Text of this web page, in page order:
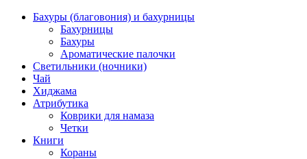
Бахуры (благовония) и бахурницы
Бахурницы
Бахуры
Ароматические палочки
Светильники (ночники)
Чай
Хиджама
Атрибутика
Коврики для намаза
Четки
Книги
Кораны